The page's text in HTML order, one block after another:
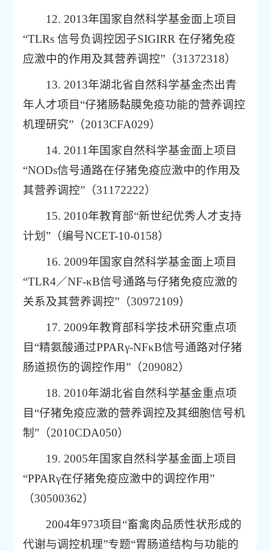
12. 2013年国家自然科学基金面上项目
“TLRs 信号负调控因子SIGIRR 在仔猪免疫
应激中的作用及其营养调控”（31372318）
13. 2013年湖北省自然科学基金杰出青
年人才项目“仔猪肠黏膜免疫功能的营养调控
机理研究”（2013CFA029）
14. 2011年国家自然科学基金面上项目
“NODs信号通路在仔猪免疫应激中的作用及
其营养调控”（31172222）
15. 2010年教育部“新世纪优秀人才支持
计划”（编号NCET-10-0158）
16. 2009年国家自然科学基金面上项目
“TLR4／NF-κB信号通路与仔猪免疫应激的
关系及其营养调控”（30972109）
17. 2009年教育部科学技术研究重点项
目“精氨酸通过PPARγ-NFκB信号通路对仔猪
肠道损伤的调控作用”（209082）
18. 2010年湖北省自然科学基金重点项
目“仔猪免疫应激的营养调控及其细胞信号机
制”（2010CDA050）
19. 2005年国家自然科学基金面上项目
“PPARγ在仔猪免疫应激中的调控作用”
（30500362）
2004年973项目“畜禽肉品质性状形成的
代谢与调控机理”专题“胃肠道结构与功能的